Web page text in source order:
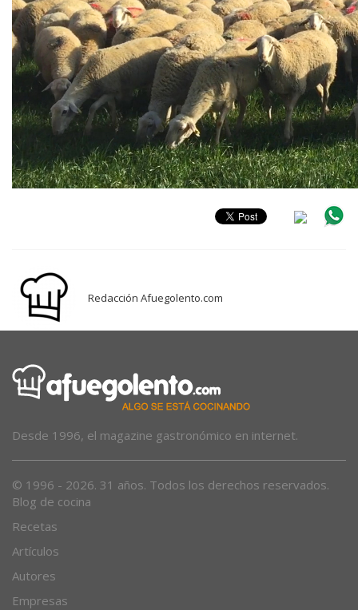
Redacción Afuegolento.com
Desde 1996, el magazine gastronómico en internet.
© 1996 - 2026. 31 años. Todos los derechos reservados.
Blog de cocina
Recetas
Artículos
Autores
Empresas